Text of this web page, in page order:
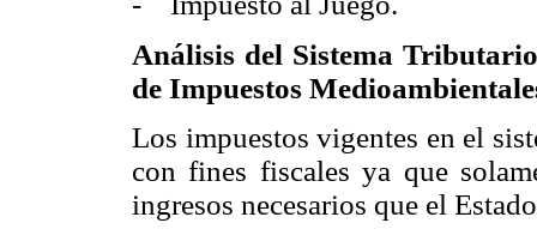
Análisis del Sistema
de Impuestos
Los impuestos vigentes en el
con fines fiscales ya que
ingresos necesarios que el